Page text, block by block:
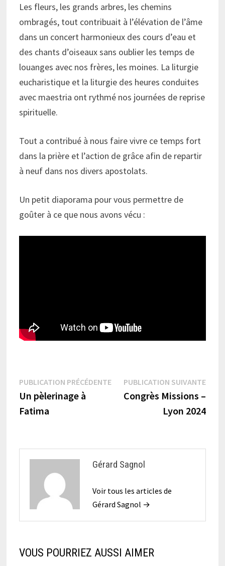
Les fleurs, les grands arbres, les chemins
ombragés, tout contribuait à l’élévation de l’âme
dans un concert harmonieux des cours d’eau et
des chants d’oiseaux sans oublier les temps de
louanges avec nos frères, les moines. La liturgie
eucharistique et la liturgie des heures conduites
avec maestria ont rythmé nos journées de reprise
spirituelle.
Tout a contribué à nous faire vivre ce temps fort
dans la prière et l’action de grâce afin de repartir
à neuf dans nos divers apostolats.
Un petit diaporama pour vous permettre de
goûter à ce que nous avons vécu :
Navigation
de
PUBLICATION PRÉCÉDENTEPublication
précédente :
Un pèlerinage à
Fatima
PUBLICATION SUIVANTE
Congrès Missions –
Lyon 2024
Gérard Sagnol
Voir tous les articles de
Gérard Sagnol →
VOUS POURRIEZ AUSSI AIMER